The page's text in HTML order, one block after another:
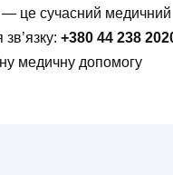
— це сучасний медичний
+380 44 238
медичну допомогу